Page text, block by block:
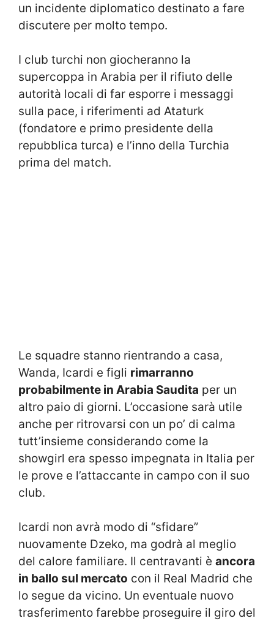
un incidente diplomatico destinato a fare
discutere per molto tempo.
I club turchi non giocheranno la
supercoppa in Arabia per il rifiuto delle
autorità locali di far esporre i messaggi
sulla pace, i riferimenti ad Ataturk
(fondatore e primo presidente della
repubblica turca) e l’inno della Turchia
prima del match.
Le squadre stanno rientrando a casa,
Wanda, Icardi e figli rimarranno
probabilmente in Arabia Saudita per un
altro paio di giorni. L’occasione sarà utile
anche per ritrovarsi con un po’ di calma
tutt’insieme considerando come la
showgirl era spesso impegnata in Italia per
le prove e l’attaccante in campo con il suo
club.
Icardi non avrà modo di “sfidare”
nuovamente Dzeko, ma godrà al meglio
del calore familiare. Il centravanti è ancora
in ballo sul mercato con il Real Madrid che
lo segue da vicino. Un eventuale nuovo
trasferimento farebbe proseguire il giro del